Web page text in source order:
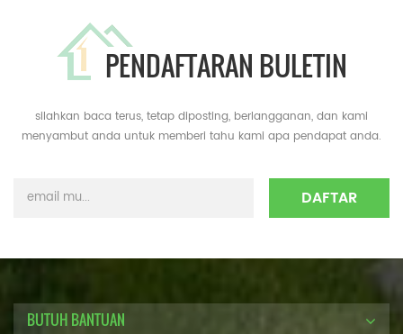
PENDAFTARAN BULETIN
silahkan baca terus, tetap diposting, berlangganan, dan kami
menyambut anda untuk memberi tahu kami apa pendapat anda.
BUTUH BANTUAN